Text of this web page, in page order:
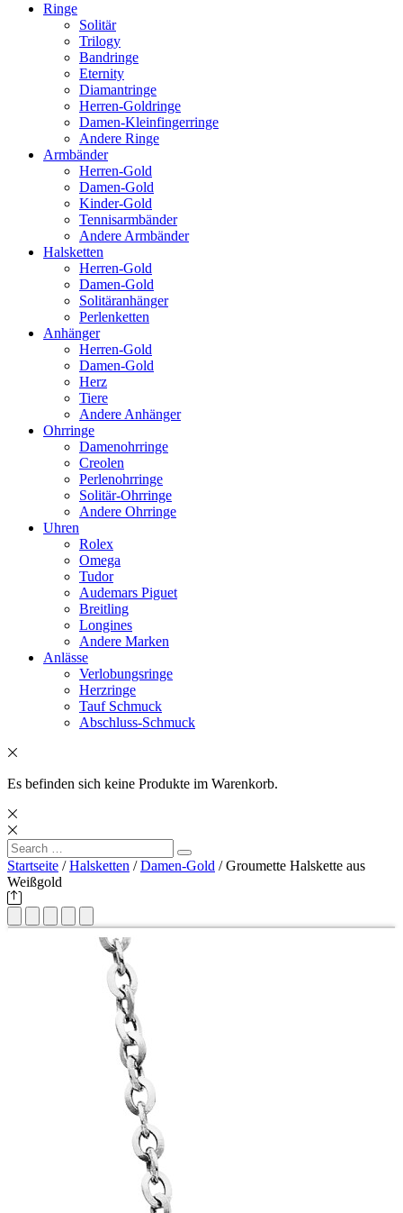
Ringe
Solitär
Trilogy
Bandringe
Eternity
Diamantringe
Herren-Goldringe
Damen-Kleinfingerringe
Andere Ringe
Armbänder
Herren-Gold
Damen-Gold
Kinder-Gold
Tennisarmbänder
Andere Armbänder
Halsketten
Herren-Gold
Damen-Gold
Solitäranhänger
Perlenketten
Anhänger
Herren-Gold
Damen-Gold
Herz
Tiere
Andere Anhänger
Ohrringe
Damenohrringe
Creolen
Perlenohrringe
Solitär-Ohrringe
Andere Ohrringe
Uhren
Rolex
Omega
Tudor
Audemars Piguet
Breitling
Longines
Andere Marken
Anlässe
Verlobungsringe
Herzringe
Tauf Schmuck
Abschluss-Schmuck
Es befinden sich keine Produkte im Warenkorb.
Search
for:
Search
Startseite /Halsketten /Damen-Gold / Groumette Halskette aus
Weißgold